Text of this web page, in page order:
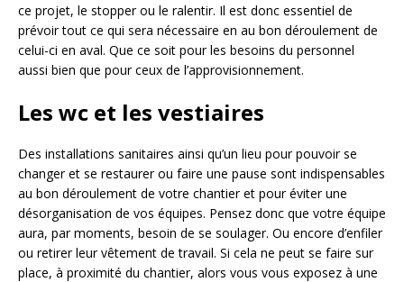
ce projet, le stopper ou le ralentir. Il est donc essentiel de
prévoir tout ce qui sera nécessaire en au bon déroulement de
celui-ci en aval. Que ce soit pour les besoins du personnel
aussi bien que pour ceux de l’approvisionnement.
Les wc et les vestiaires
Des installations sanitaires ainsi qu’un lieu pour pouvoir se
changer et se restaurer ou faire une pause sont indispensables
au bon déroulement de votre chantier et pour éviter une
désorganisation de vos équipes. Pensez donc que votre équipe
aura, par moments, besoin de se soulager. Ou encore d’enfiler
ou retirer leur vêtement de travail. Si cela ne peut se faire sur
place, à proximité du chantier, alors vous vous exposez à une